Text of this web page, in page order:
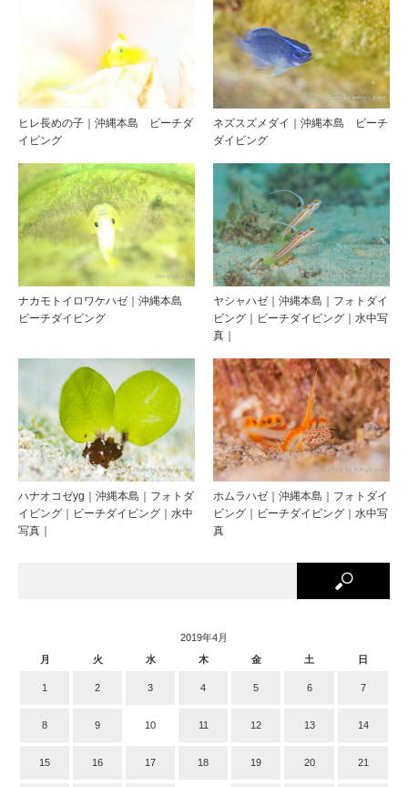
ヒレ長めの子｜沖縄本島 ビーチダ
イビング
ネズスズメダイ｜沖縄本島 ビーチ
ダイビング
ナカモトイロワケハゼ｜沖縄本島
ビーチダイビング
ヤシャハゼ｜沖縄本島｜フォトダイ
ビング｜ビーチダイビング｜水中写
真｜
ハナオコゼyg｜沖縄本島｜フォトダ
イビング｜ビーチダイビング｜水中
写真｜
ホムラハゼ｜沖縄本島｜フォトダイ
ビング｜ビーチダイビング｜水中写
真
2019年4月
月
火 水 木 金 土 日
1 2 3 4 5 6 7
8 9 10 11 12 13 14
15 16 17 18 19 20 21